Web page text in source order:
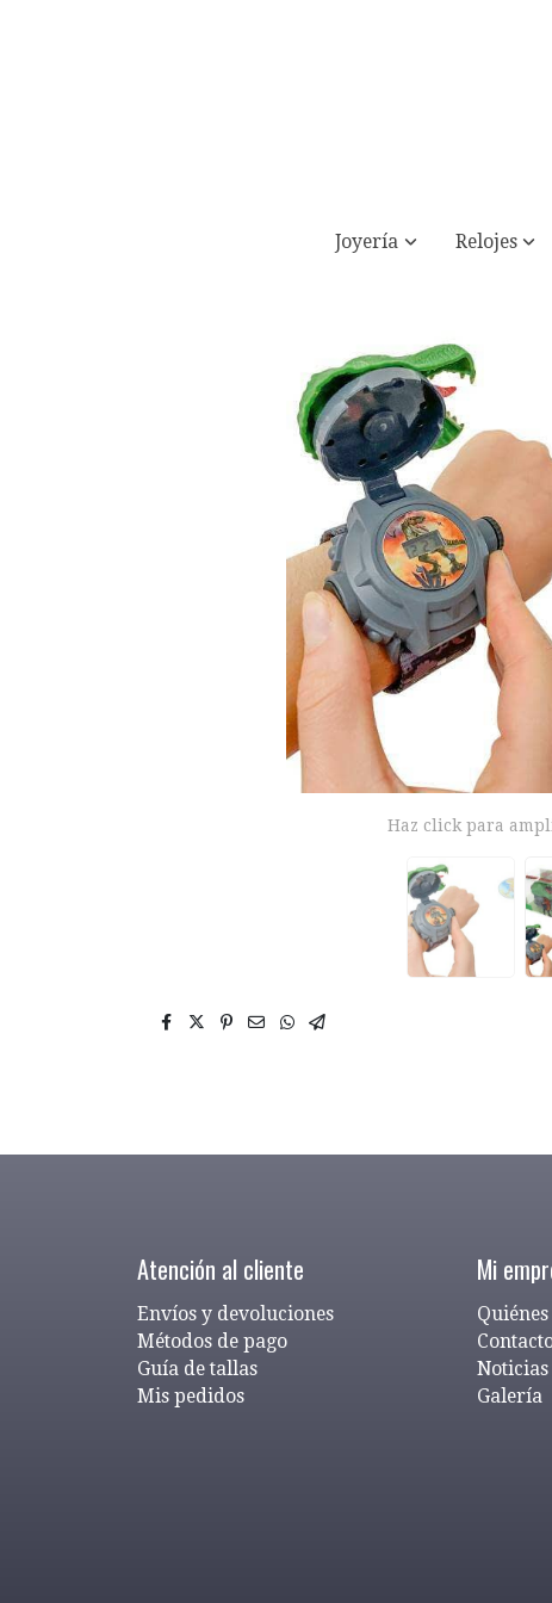
Joyería Relojes
Dino World reloj de pulsera con proyector
Haz click para
Atención al cliente
Envíos y devoluciones
Métodos de pago
Guía de tallas
Mis pedidos
Mi
Noticias
Galería